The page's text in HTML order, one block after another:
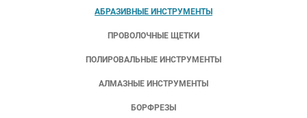
АБРАЗИВНЫЕ ИНСТРУМЕНТЫ
ПРОВОЛОЧНЫЕ ЩЕТКИ
ПОЛИРОВАЛЬНЫЕ ИНСТРУМЕНТЫ
АЛМАЗНЫЕ ИНСТРУМЕНТЫ
БОРФРЕЗЫ